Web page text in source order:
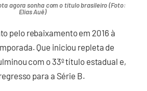
agora sonha com o título brasileiro (Foto:
Elias Auê)
pelo rebaixamento em 2016 à
Que iniciou repleta de
com o 33º título estadual e,
para a Série B.